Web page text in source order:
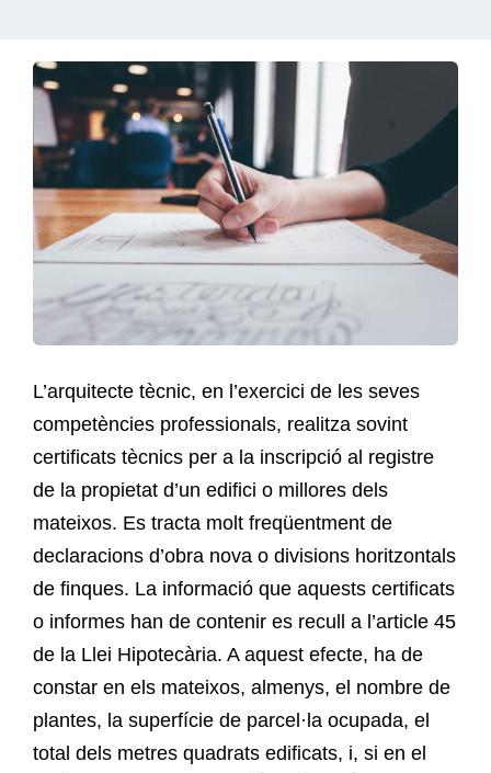
L’arquitecte tècnic, en l’exercici de les seves
competències professionals, realitza sovint
certificats tècnics per a la inscripció al registre
de la propietat d’un edifici o millores dels
mateixos. Es tracta molt freqüentment de
declaracions d’obra nova o divisions horitzontals
de finques. La informació que aquests certificats
o informes han de contenir es recull a l’article 45
de la Llei Hipotecària. A aquest efecte, ha de
constar en els mateixos, almenys, el nombre de
plantes, la superfície de parcel·la ocupada, el
total dels metres quadrats edificats, i, si en el